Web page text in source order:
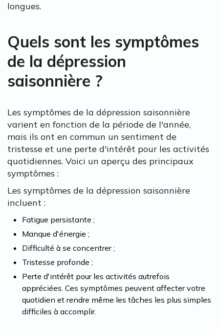
longues.
Quels sont les symptômes
de la dépression
saisonnière ?
Les symptômes de la dépression saisonnière
varient en fonction de la période de l'année,
mais ils ont en commun un sentiment de
tristesse et une perte d'intérêt pour les activités
quotidiennes. Voici un aperçu des principaux
symptômes :
Les symptômes de la dépression saisonnière
incluent :
Fatigue persistante ;
Manque d'énergie ;
Difficulté à se concentrer ;
Tristesse profonde ;
Perte d'intérêt pour les activités autrefois
appréciées. Ces symptômes peuvent affecter votre
quotidien et rendre même les tâches les plus simples
difficiles à accomplir.